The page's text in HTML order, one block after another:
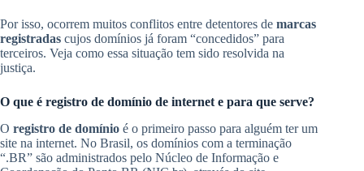
Por isso, ocorrem muitos conflitos entre detentores de marcas
registradas cujos domínios já foram “concedidos” para
terceiros. Veja como essa situação tem sido resolvida na
justiça.
O que é registro de domínio de internet e para que serve?
O registro de domínio é o primeiro passo para alguém ter um
site na internet. No Brasil, os domínios com a terminação
“.BR” são administrados pelo Núcleo de Informação e